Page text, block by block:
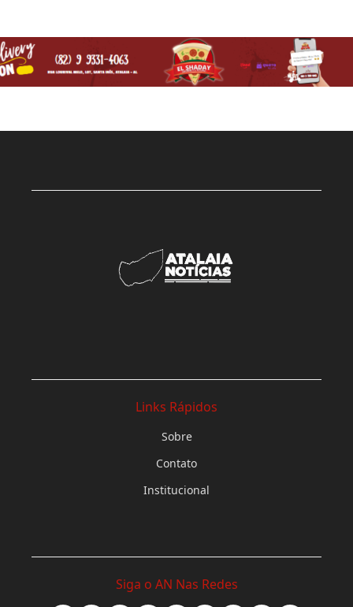
Links Rápidos
Sobre
Contato
Institucional
Siga o AN Nas Redes